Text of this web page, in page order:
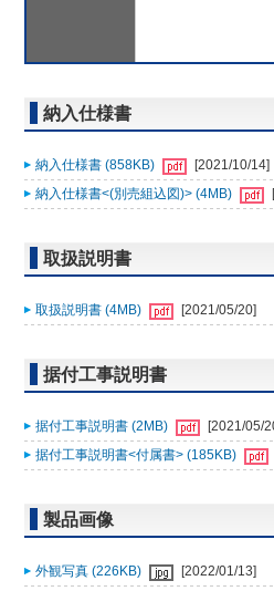
納入仕様書
納入仕様書 (858KB)
[2021/10/14]
納入仕様書<(別売組込図)> (4MB)
取扱説明書
取扱説明書 (4MB) [2021/05/20]
据付工事説明書
据付工事説明書 (2MB)
[2021/05/
据付工事説明書<付属書> (185KB)
製品画像
外観写真 (226KB) [2022/01/13]